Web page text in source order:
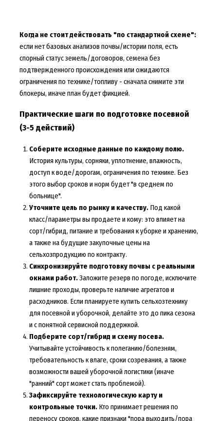
Когда не стоит действовать "по стандартной схеме":
если нет базовых анализов почвы/истории поля, есть
спорный статус земель/договоров, семена без
подтвержденного происхождения или ожидаются
ограничения по технике/топливу - сначала снимите эти
блокеры, иначе план будет фикцией.
Практические шаги по подготовке посевной
(3-5 действий)
Соберите исходные данные по каждому полю.
История культуры, сорняки, уплотнение, влажность,
доступ к воде/дорогам, ограничения по технике. Без
этого выбор сроков и норм будет "в среднем по
больнице".
Уточните цель по рынку и качеству.Под какой
класс/параметры вы продаете и кому: это влияет на
сорт/гибрид, питание и требования к уборке и хранению,
а также на будущие закупочные цены на
сельхозпродукцию по контракту.
Синхронизируйте подготовку почвы с реальными
окнами работ.Заложите резерв по погоде, исключите
лишние проходы, проверьте наличие агрегатов и
расходников. Если планируете купить сельхозтехнику
для посевной и уборочной, делайте это до пика сезона
и с понятной сервисной поддержкой.
Подберите сорт/гибрид и схему посева.
Учитывайте устойчивость к полеганию/болезням,
требовательность к влаге, сроки созревания, а также
возможности вашей уборочной логистики (иначе
"ранний" сорт может стать проблемой).
Зафиксируйте технологическую карту и
контрольные точки.Кто принимает решения по
переносу сроков, какие признаки "пора выходить/пора